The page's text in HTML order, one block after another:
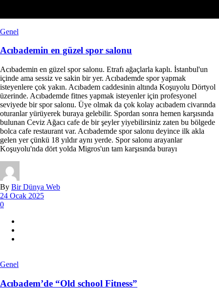
Genel
Acıbademin en güzel spor salonu
Acıbademin en güzel spor salonu. Etrafı ağaçlarla kaplı. İstanbul'un
içinde ama sessiz ve sakin bir yer. Acıbademde spor yapmak
isteyenlere çok yakın. Acıbadem caddesinin altında Koşuyolu Dörtyol
üzerinde. Acıbademde fitnes yapmak isteyenler için profesyonel
seviyede bir spor salonu. Üye olmak da çok kolay acıbadem civarında
oturanlar yürüyerek buraya gelebilir. Spordan sonra hemen karşısında
bulunan Ceviz Ağacı cafe de bir şeyler yiyebilirsiniz zaten bu bölgede
bolca cafe restaurant var. Acıbademde spor salonu deyince ilk akla
gelen yer çünkü 18 yıldır aynı yerde. Spor salonu arayanlar
Koşuyolu'nda dört yolda Migros'un tam karşısında burayı
By Bir Dünya Web
24 Ocak 2025
0
Genel
Acıbadem’de “Old school Fitness”